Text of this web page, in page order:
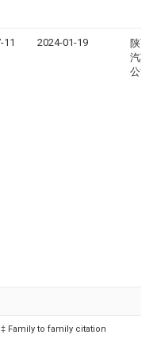
11 2024-01-19
陕西
汽车
公司
Family to family citation